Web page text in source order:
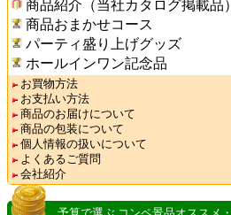
商品紹介（当社カタログ掲載品）
商品おまかせコース
パーティ盛り上げグッズ
ホールインワン記念品
お買物方法
お支払い方法
商品のお届けについて
商品の包装について
個人情報の扱いについて
よくあるご質問
会社紹介